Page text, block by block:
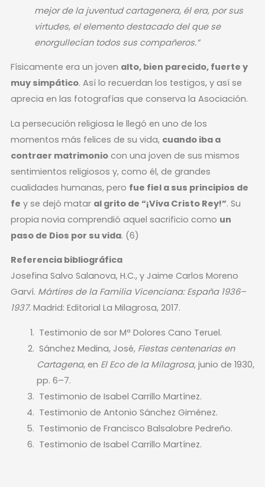
mejor de la juventud cartagenera, él era, por sus
virtudes, el elemento destacado del que se
enorgullecían todos sus compañeros.”
Físicamente era un joven alto, bien parecido, fuerte y
muy simpático. Así lo recuerdan los testigos, y así se
aprecia en las fotografías que conserva la Asociación.
La persecución religiosa le llegó en uno de los
momentos más felices de su vida, cuando iba a
contraer matrimoniocon una joven de sus mismos
sentimientos religiosos y, como él, de grandes
cualidades humanas, pero fue fiel a sus principios de
fe y se dejó matar al grito de “¡Viva Cristo Rey!”. Su
propia novia comprendió aquel sacrificio como un
paso de Dios por su vida. (6)
Referencia bibliográfica
Josefina Salvo Salanova, H.C., y Jaime Carlos Moreno
Garví. Mártires de la Familia Vicenciana: España 1936–
1937.Madrid: Editorial La Milagrosa, 2017.
Testimonio de sor Mª Dolores Cano Teruel.
Sánchez Medina, José, Fiestas centenarias en
Cartagena, en El Eco de la Milagrosa, junio de 1930,
pp. 6–7.
Testimonio de Isabel Carrillo Martínez.
Testimonio de Antonio Sánchez Giménez.
Testimonio de Francisco Balsalobre Pedreño.
Testimonio de Isabel Carrillo Martínez.